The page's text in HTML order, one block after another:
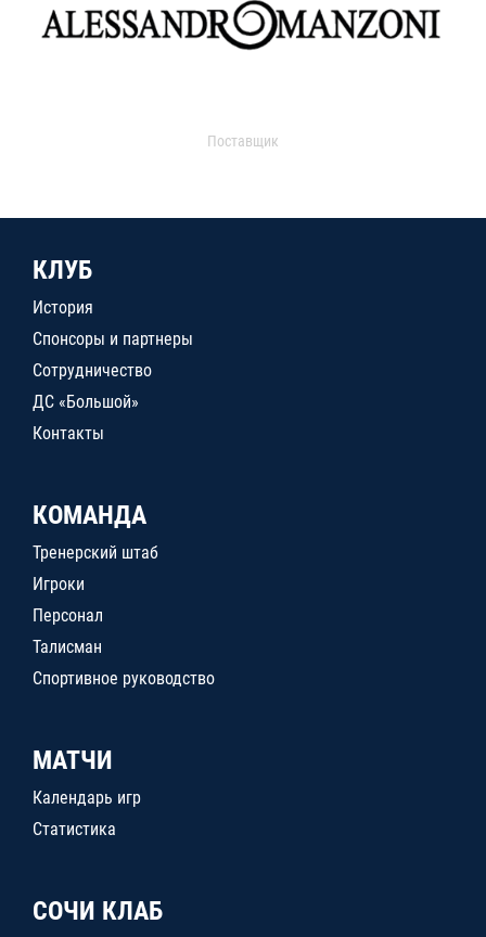
Поставщик
КЛУБ
История
Спонсоры и партнеры
Сотрудничество
ДС «Большой»
Контакты
КОМАНДА
Тренерский штаб
Игроки
Персонал
Талисман
Спортивное руководство
МАТЧИ
Календарь игр
Статистика
СОЧИ КЛАБ